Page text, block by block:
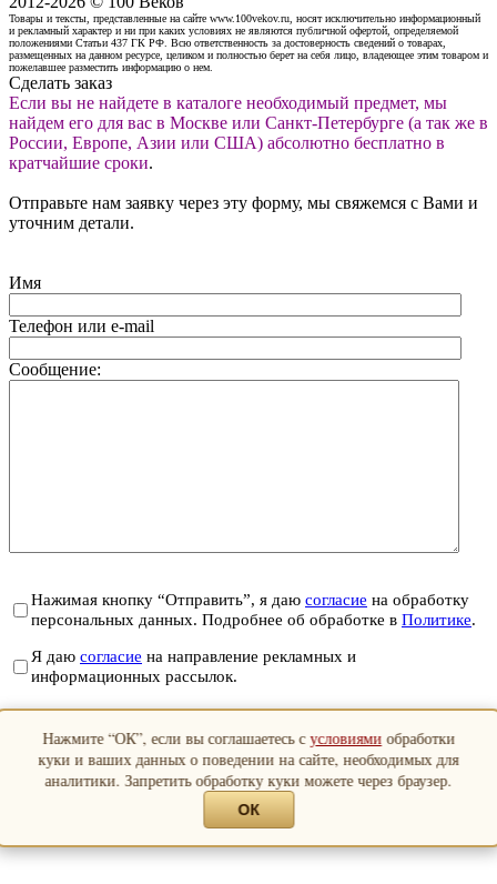
Товары и тексты, представленные на сайте www.100vekov.ru, носят исключительно информационный
и рекламный характер и ни при каких условиях не являются публичной офертой, определяемой
положениями Статьи 437 ГК РФ. Всю ответственность за достоверность сведений о товарах,
размещенных на данном ресурсе, целиком и полностью берет на себя лицо, владеющее этим товаром и
пожелавшее разместить информацию о нем.
Сделать заказ
Если вы не найдете в каталоге необходимый предмет, мы
найдем его для вас в Москве или Санкт-Петербурге (а так же в
России, Европе, Азии или США) абсолютно бесплатно в
кратчайшие сроки.
Отправьте нам заявку через эту форму, мы свяжемся с Вами и
уточним детали.
Имя
Телефон или e-mail
Сообщение:
Нажимая кнопку “Отправить”, я даю согласие на обработку
персональных данных. Подробнее об обработке в Политике.
Я даю согласие на направление рекламных и
информационных рассылок.
Отправить
Закрыть
Нажмите “ОК”, если вы соглашаетесь сусловиями обработки
куки и ваших данных о поведении на сайте, необходимых для
аналитики. Запретить обработку куки можете через браузер.
ОК